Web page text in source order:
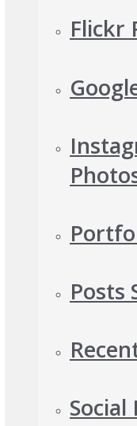
Flickr
Posts
Social